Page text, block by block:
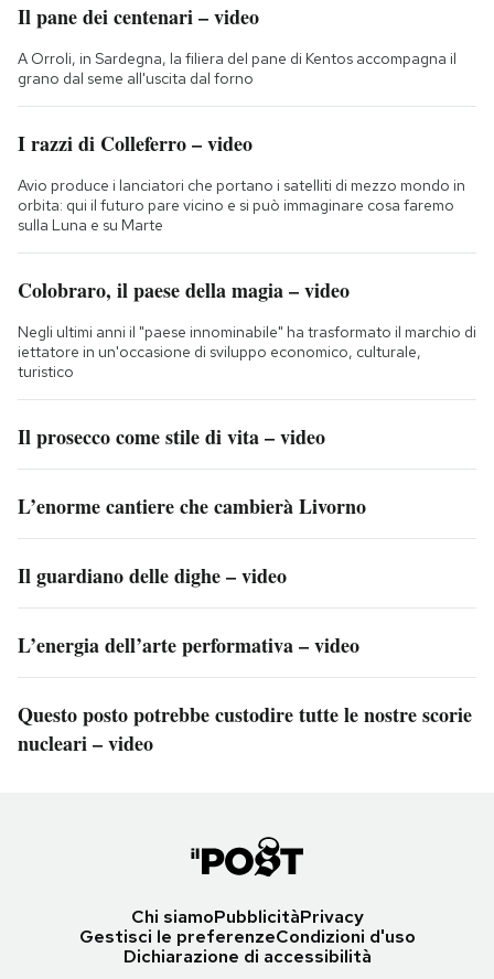
Il pane dei centenari – video
A Orroli, in Sardegna, la filiera del pane di Kentos accompagna il
grano dal seme all'uscita dal forno
I razzi di Colleferro – video
Avio produce i lanciatori che portano i satelliti di mezzo mondo in
orbita: qui il futuro pare vicino e si può immaginare cosa faremo
sulla Luna e su Marte
Colobraro, il paese della magia – video
Negli ultimi anni il "paese innominabile" ha trasformato il marchio di
iettatore in un'occasione di sviluppo economico, culturale,
turistico
Il prosecco come stile di vita – video
L’enorme cantiere che cambierà Livorno
Il guardiano delle dighe – video
L’energia dell’arte performativa – video
Questo posto potrebbe custodire tutte le nostre scorie
nucleari – video
Chi siamoPubblicitàPrivacy
Gestisci le preferenzeCondizioni d'uso
Dichiarazione di accessibilità